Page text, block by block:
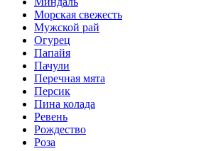
Морская свежесть
Мужской рай
Огурец
Папайя
Пачули
Перечная мята
Персик
Пина колада
Ревень
Рождество
Роза